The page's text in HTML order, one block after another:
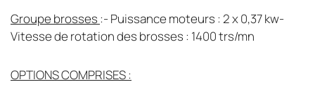
Groupe brosses :- Puissance moteurs : 2 x 0,37 kw-
Vitesse de rotation des brosses : 1400 trs/mn
OPTIONS COMPRISES :